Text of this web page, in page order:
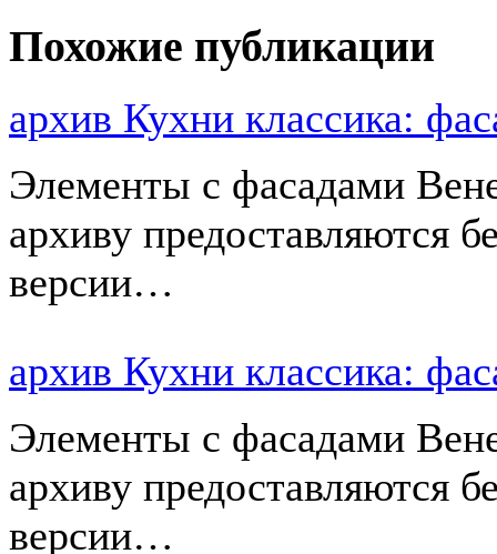
Похожие публикации
архив Кухни классика:
Элементы с фасадами
архиву предоставляются
версии…
архив Кухни классика:
Элементы с фасадами
архиву предоставляются
версии…